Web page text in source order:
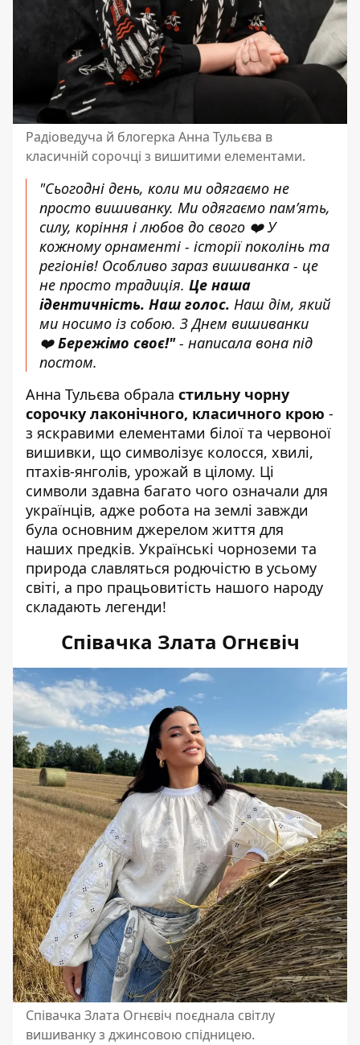
Радіоведуча й блогерка Анна Тульєва в
класичній сорочці з вишитими елементами.
"Сьогодні день, коли ми одягаємо не
просто вишиванку. Ми одягаємо памʼять,
силу, коріння і любов до свого ❤️ У
кожному орнаменті - історії поколінь та
регіонів! Особливо зараз вишиванка - це
не просто традиція. Це наша
ідентичність. Наш голос. Наш дім, який
ми носимо із собою. З Днем вишиванки
❤️Бережімо своє!"- написала вона під
постом.
Анна Тульєва обрала стильну чорну
сорочку лаконічного, класичного крою -
з яскравими елементами білої та червоної
вишивки, що символізує колосся, хвилі,
птахів-янголів, урожай в цілому. Ці
символи здавна багато чого означали для
українців, адже робота на землі завжди
була основним джерелом життя для
наших предків. Українські чорноземи та
природа славляться родючістю в усьому
світі, а про працьовитість нашого народу
складають легенди!
Співачка Злата Огнєвіч
Співачка Злата Огнєвіч поєднала світлу
вишиванку з джинсовою спідницею.